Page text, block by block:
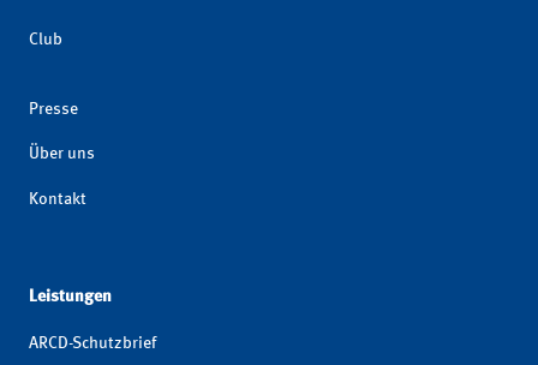
Club
Presse
Über uns
Kontakt
Leistungen
ARCD-Schutzbrief